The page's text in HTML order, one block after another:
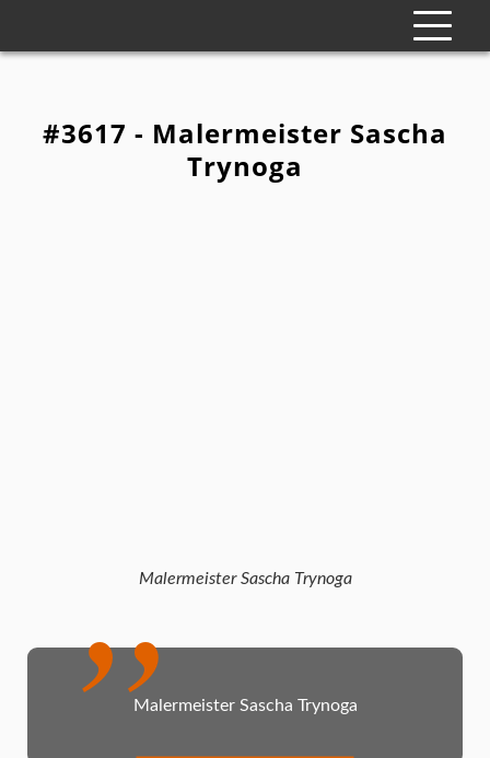
#3617 - Malermeister Sascha
Trynoga
Malermeister Sascha Trynoga
Malermeister Sascha Trynoga